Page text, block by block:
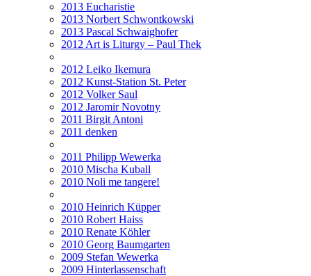
2013 Eucharistie
2013 Norbert Schwontkowski
2013 Pascal Schwaighofer
2012 Art is Liturgy – Paul Thek
2012 Leiko Ikemura
2012 Kunst-Station St. Peter
2012 Volker Saul
2012 Jaromir Novotny
2011 Birgit Antoni
2011 denken
2011 Philipp Wewerka
2010 Mischa Kuball
2010 Noli me tangere!
2010 Heinrich Küpper
2010 Robert Haiss
2010 Renate Köhler
2010 Georg Baumgarten
2009 Stefan Wewerka
2009 Hinterlassenschaft